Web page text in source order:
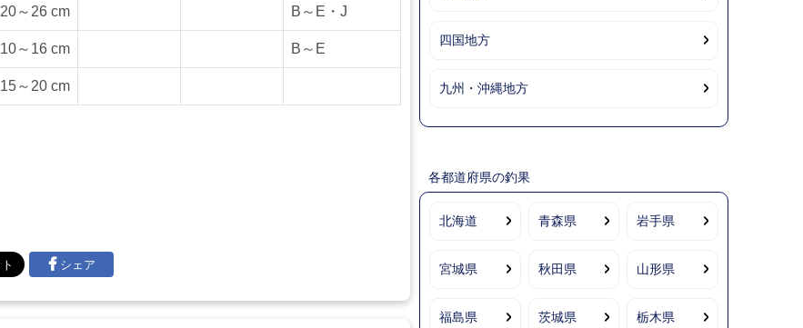
20～26 cm B～E・J
10～16 cm B～E
15～20 cm
シェア
四国地方
九州・沖縄地方
各都道府県の釣果
北海道 青森県 岩手県
宮城県 秋田県 山形県
福島県 茨城県 栃木県